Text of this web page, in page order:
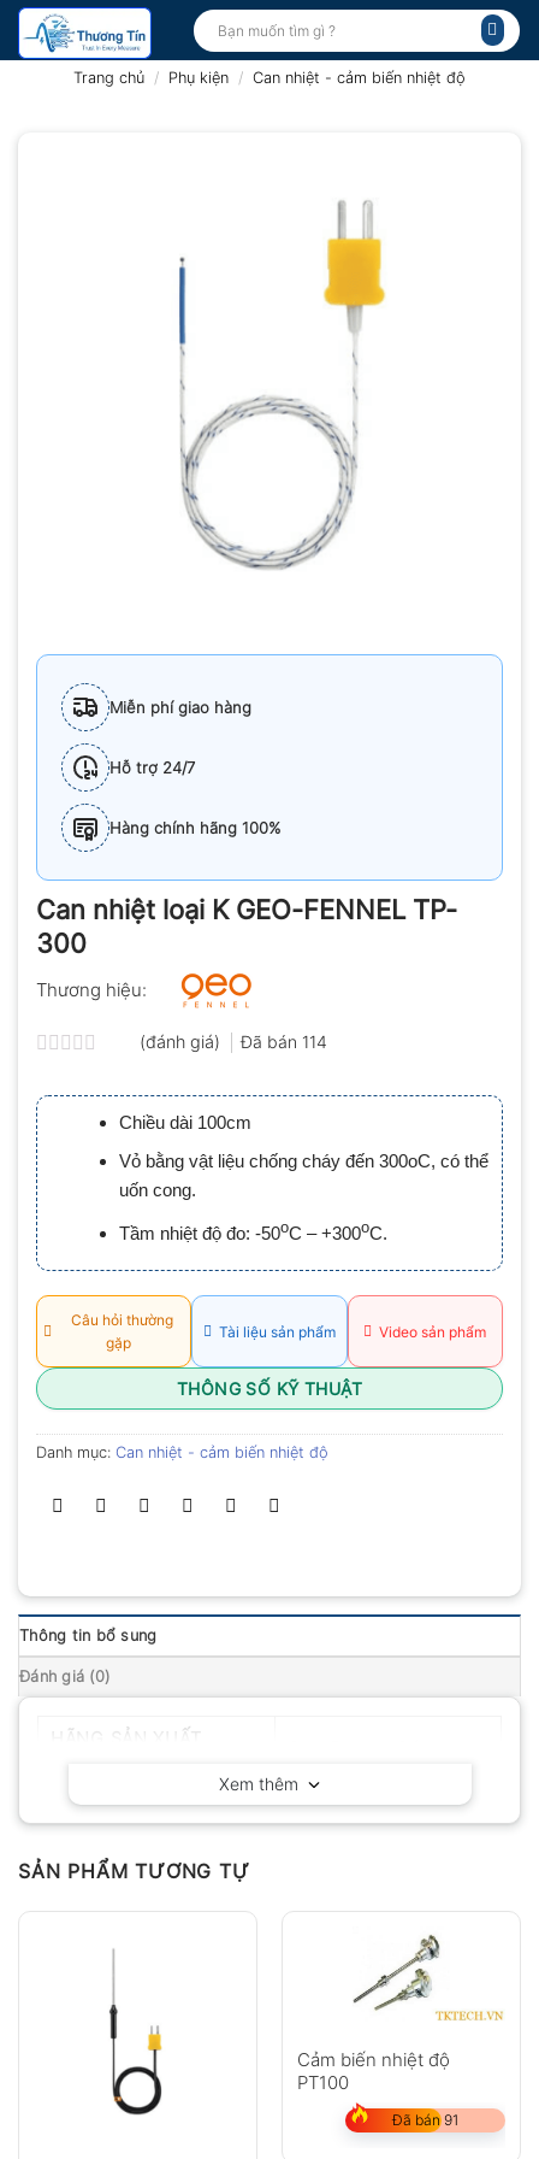
Bỏ
qua
Tìm
kiếm:
Trang chủ / Phụ kiện / Can nhiệt - cảm biến nhiệt độ
Miễn phí giao hàng
Hỗ trợ 24/7
Hàng chính hãng 100%
Can nhiệt loại K GEO-FENNEL TP-
300
Thương hiệu:
xếp
hạng
0.0
5
sao
(đánh giá) Đã bán 114
Chiều dài 100cm
Vỏ bằng vật liệu chống cháy đến 300oC, có thể
uốn cong.
Tầm nhiệt độ đo: -50oC – +300oC.
Câu hỏi thường
gặp
Tài liệu sản phẩm Video sản phẩm
THÔNG SỐ KỸ THUẬT
Danh mục: Can nhiệt - cảm biến nhiệt độ
Thông tin bổ sung
Đánh giá (0)
Xem thêm
SẢN PHẨM TƯƠNG TỰ
Cảm biến nhiệt độ
PT100
Đã bán 91